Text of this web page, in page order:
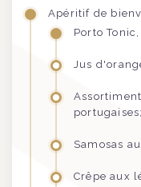
Apéritif de
Porto
Jus
portugaises;
Samosas
Crêpe aux